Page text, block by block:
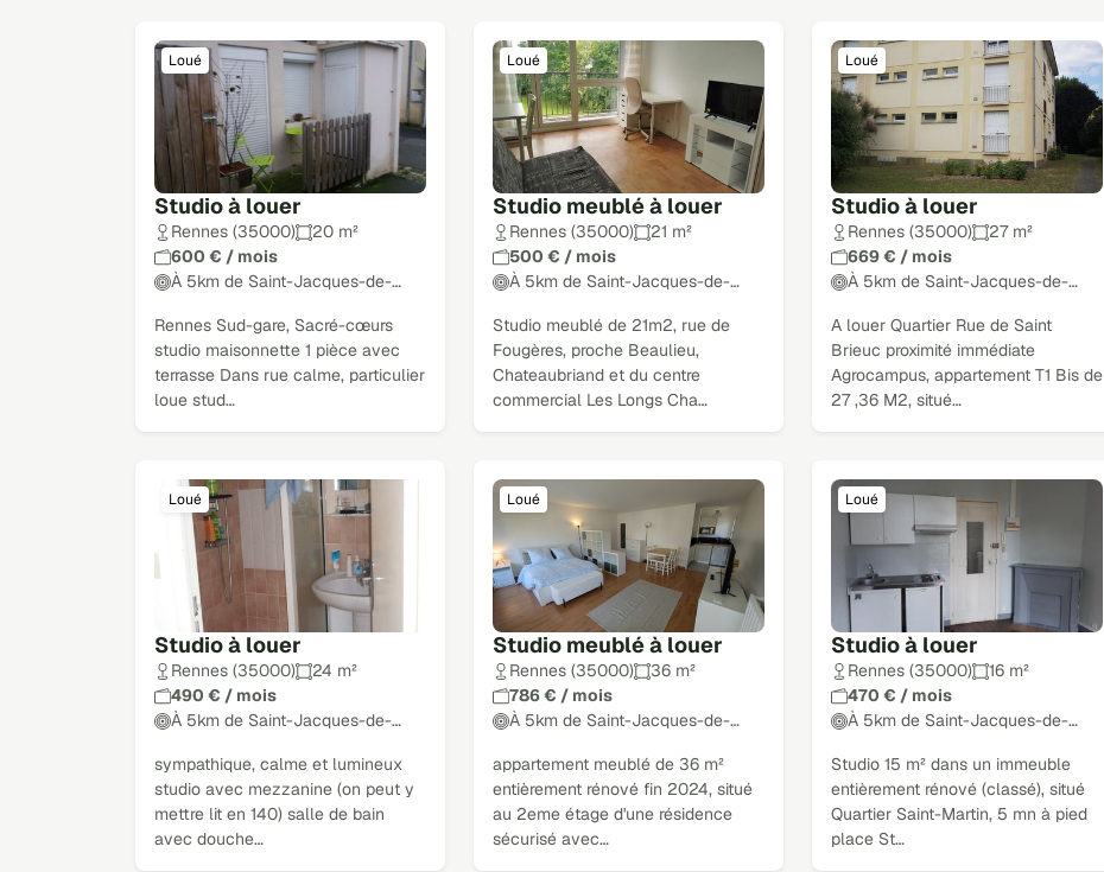
Studio à louer
Loué
Rennes (35000)
20 m²
600 € / mois
À 5km de Saint-Jacques-de-…
Rennes Sud-gare, Sacré-cœurs
studio maisonnette 1 pièce avec
terrasse Dans rue calme, particulier
loue stud…
Studio meublé à louer
Loué
Rennes (35000)
21 m²
500 € / mois
À 5km de Saint-Jacques-de-…
Studio meublé de 21m2, rue de
Fougères, proche Beaulieu,
Chateaubriand et du centre
commercial Les Longs Cha…
Studio à louer
Loué
Rennes (35000)
27 m²
669 € / mois
À 5km de Saint-Jacques-de-…
A louer Quartier Rue de Saint
Brieuc proximité immédiate
Agrocampus, appartement T1 Bis de
27 ,36 M2, situé…
Studio à louer
Loué
Rennes (35000)
24 m²
490 € / mois
À 5km de Saint-Jacques-de-…
sympathique, calme et lumineux
studio avec mezzanine (on peut y
mettre lit en 140) salle de bain
avec douche…
Studio meublé à louer
Loué
Rennes (35000)
36 m²
786 € / mois
À 5km de Saint-Jacques-de-…
appartement meublé de 36 m²
entièrement rénové fin 2024, situé
au 2eme étage d'une résidence
sécurisé avec…
Studio à louer
Loué
Rennes (35000)
16 m²
470 € / mois
À 5km de Saint-Jacques-de-…
Studio 15 m² dans un immeuble
entièrement rénové (classé), situé
Quartier Saint-Martin, 5 mn à pied
place St…